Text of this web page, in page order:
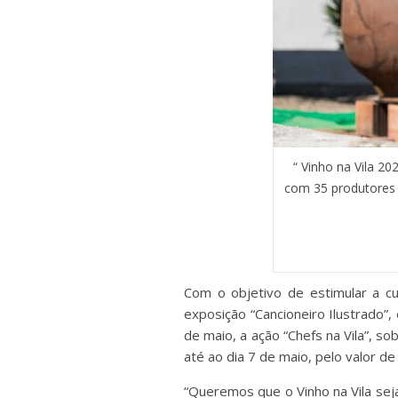
“ Vinho na Vila
com 35 produtores
Com o objetivo de estimular a
exposição “Cancioneiro
de maio, a ação “Chefs na Vila”,
até ao dia 7 de maio, pelo valor
“Queremos que o Vinho na Vila